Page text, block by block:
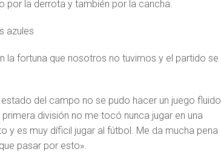
la derrota y también por la cancha.
azules
la fortuna que nosotros no tuvimos y el partido se
del campo no se pudo hacer un juego fluido
división no me tocó nunca jugar en una
y es muy díficil jugar al fútbol. Me da mucha pena
pasar por esto».